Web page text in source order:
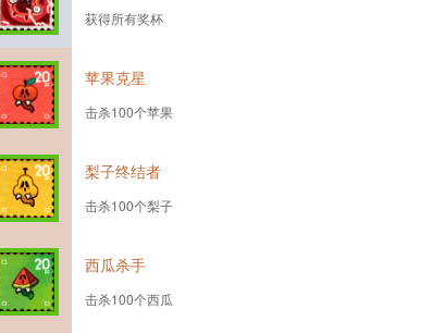
获得所有奖杯
苹果克星
击杀100个苹果
梨子终结者
击杀100个梨子
西瓜杀手
击杀100个西瓜